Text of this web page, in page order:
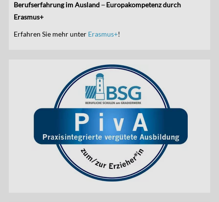
Berufserfahrung im Ausland ̶ Europakompetenz durch
Erasmus+
Erfahren Sie mehr unter Erasmus+!